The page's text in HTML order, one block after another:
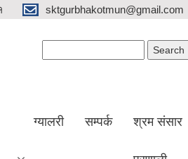
sktgurbhakotmun@gmail.com
ग्यालरी सम्पर्क श्रम संसार